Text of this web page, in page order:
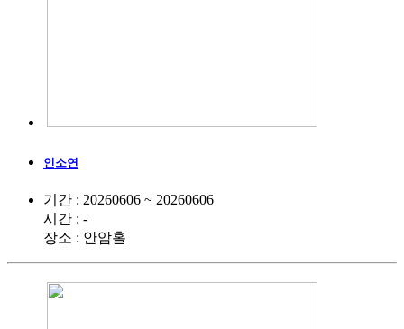
인소연
기간 : 20260606 ~ 20260606
시간 : -
장소 : 안암홀